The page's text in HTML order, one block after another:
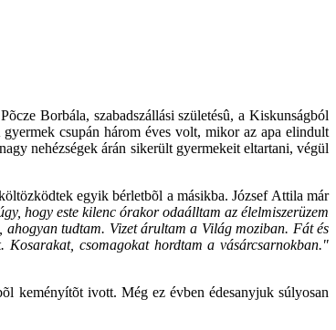
Borbála, szabadszállási születésû, a Kiskunságból
csupán három éves volt, mikor az apa elindult
nehézségek árán sikerült gyermekeit eltartani, végül
egyik bérletbõl a másikba. József Attila már
hogy este kilenc órakor odaálltam az élelmiszerüzem
tudtam. Vizet árultam a Világ moziban. Fát és
csomagokat hordtam a vásárcsarnokban."
keményítõt ivott. Még ez évben édesanyjuk súlyosan